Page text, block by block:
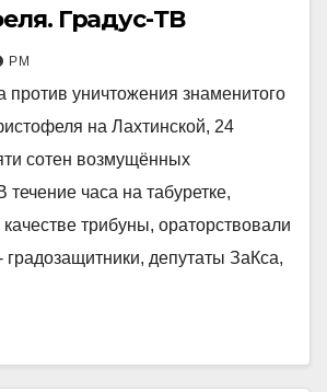
Градус-ТВ
РМ
против уничтожения знаменитого
на Лахтинской, 24
сотен возмущённых
течение часа на табуретке,
трибуны, ораторствовали
депутаты ЗаКса,